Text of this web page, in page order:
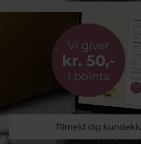
Tilmeld dig